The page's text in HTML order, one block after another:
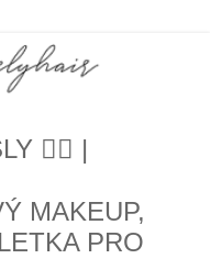
🤦‍♀️ |
MAKEUP,
PRO